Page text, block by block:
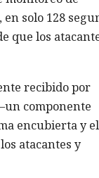
solo 128
que los
recibido por
componente
encubierta y
atacantes y